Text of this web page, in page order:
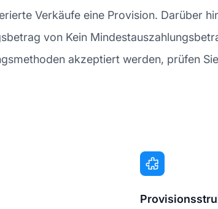
Verkäufe eine Provision. Darüber
von Kein
akzeptiert werden, prüfen